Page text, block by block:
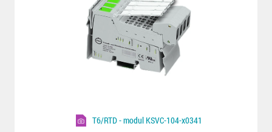
T6/RTD - modul KSVC-104-x0341